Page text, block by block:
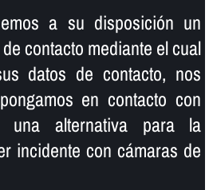
a su disposición un
contacto mediante el cual
datos de contacto, nos
en contacto con
una alternativa para la
incidente con cámaras de